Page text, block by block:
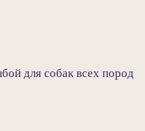
для собак всех пород